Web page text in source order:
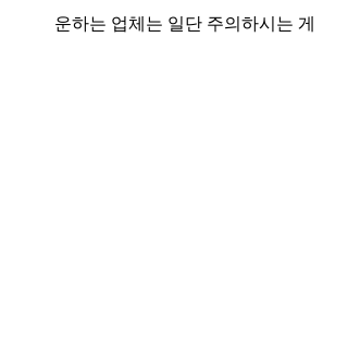
운하는 업체는 일단 주의하시는 게